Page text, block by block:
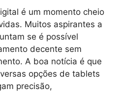
é um momento cheio
Muitos aspirantes a
se é possível
decente sem
A boa notícia é que
opções de tablets
precisão,